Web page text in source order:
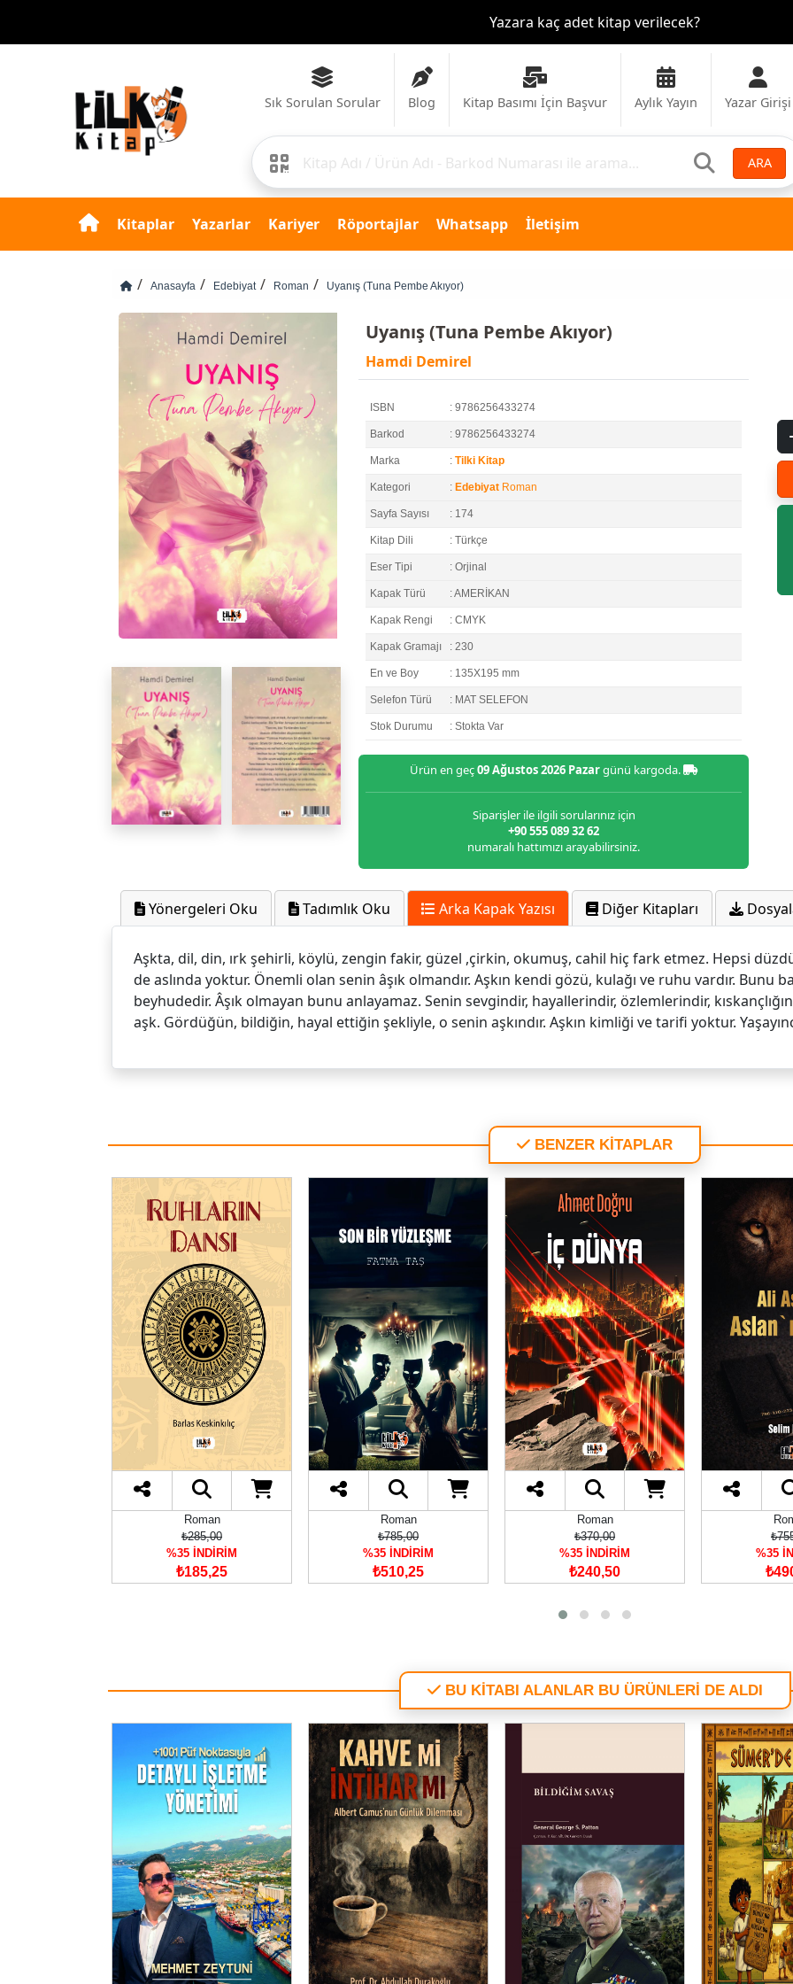
Yazara kaç adet kitap verilecek?
Sık Sorulan Sorular Blog Kitap Basımı İçin Başvur Aylık Yayın Yazar Girişi
ARA
Kitaplar Yazarlar Kariyer Röportajlar Whatsapp İletişim
Anasayfa Edebiyat Roman Uyanış (Tuna Pembe Akıyor)
Uyanış (Tuna Pembe Akıyor)
Hamdi Demirel
ISBN : 9786256433274
Barkod : 9786256433274
Marka : Tilki Kitap
Kategori : Edebiyat Roman
Sayfa Sayısı : 174
Kitap Dili : Türkçe
Eser Tipi : Orjinal
Kapak Türü : AMERİKAN
Kapak Rengi : CMYK
Kapak Gramajı : 230
En ve Boy : 135X195 mm
Selefon Türü : MAT SELEFON
Stok Durumu : Stokta Var
Ürün en geç09 Ağustos 2026 Pazargünü kargoda.
Siparişler ile ilgili sorularınız için
+90 555 089 32 62
numaralı hattımızı arayabilirsiniz.
Yönergeleri Oku Tadımlık Oku Arka Kapak Yazısı Diğer Kitapları
Aşkta, dil, din, ırk şehirli, köylü, zengin fakir, güzel ,çirkin, okumuş, cahil hiç fark etmez. Hepsi
de aslında yoktur. Önemli olan senin âşık olmandır. Aşkın kendi gözü, kulağı ve ruhu vardır. Bunu
beyhudedir. Âşık olmayan bunu anlayamaz. Senin sevgindir, hayallerindir, özlemlerindir,
aşk. Gördüğün, bildiğin, hayal ettiğin şekliyle, o senin aşkındır. Aşkın kimliği ve tarifi yoktur.
BENZER KİTAPLAR
Roman
₺285,00
%35 İNDİRİM
₺185,25
Roman
₺785,00
%35 İNDİRİM
₺510,25
Roman
₺370,00
%35 İNDİRİM
₺240,50
%35
BU KİTABI ALANLAR BU ÜRÜNLERİ DE ALDI